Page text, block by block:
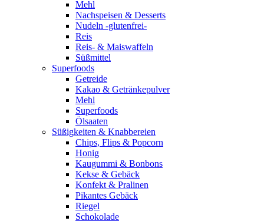
Mehl
Nachspeisen & Desserts
Nudeln -glutenfrei-
Reis
Reis- & Maiswaffeln
Süßmittel
Superfoods
Getreide
Kakao & Getränkepulver
Mehl
Superfoods
Ölsaaten
Süßigkeiten & Knabbereien
Chips, Flips & Popcorn
Honig
Kaugummi & Bonbons
Kekse & Gebäck
Konfekt & Pralinen
Pikantes Gebäck
Riegel
Schokolade